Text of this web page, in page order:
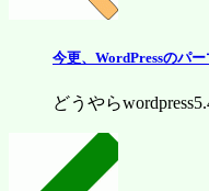
今更、WordPressのパ
どうやら